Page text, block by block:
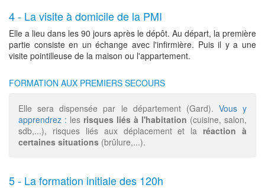
4 - La visite à domicile de la PMI
Elle a lieu dans les 90 jours après le dépôt. Au départ, la première
partie consiste en un échange avec l'infirmière. Puis il y a une
visite pointilleuse de la maison ou l'appartement.
FORMATION AUX PREMIERS SECOURS
Elle sera dispensée par le département (Gard). Vous y
apprendrez : les risques liés à l'habitation (cuisine, salon,
sdb,...), risques liés aux déplacement et la réaction à
certaines situations (brûlure,...).
5 - La formation initiale des 120h